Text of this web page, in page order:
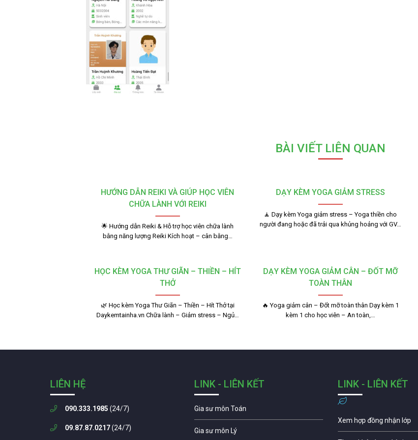
BÀI VIẾT LIÊN QUAN
HƯỚNG DẪN REIKI VÀ GIÚP HỌC VIÊN
CHỮA LÀNH VỚI REIKI
🌟 Hướng dẫn Reiki & Hỗ trợ học viên chữa lành
bằng năng lượng Reiki Kích hoạt – cân bằng…
DẠY KÈM YOGA GIẢM STRESS
🧘 Dạy kèm Yoga giảm stress – Yoga thiền cho
người đang hoặc đã trải qua khủng hoảng với GV…
HỌC KÈM YOGA THƯ GIÃN – THIỀN – HÍT
THỞ
🌿 Học kèm Yoga Thư Giãn – Thiền – Hít Thở tại
Daykemtainha.vn Chữa lành – Giảm stress – Ngủ…
DẠY KÈM YOGA GIẢM CÂN – ĐỐT MỠ
TOÀN THÂN
🔥 Yoga giảm cân – Đốt mỡ toàn thân Dạy kèm 1
kèm 1 cho học viên – An toàn,…
LIÊN HỆ
090.333.1985 (24/7)
09.87.87.0217(24/7)
LINK - LIÊN KẾT
Gia sư môn Toán
Gia sư môn Lý
LINK - LIÊN KẾT
Xem hợp đồng nhận lớp